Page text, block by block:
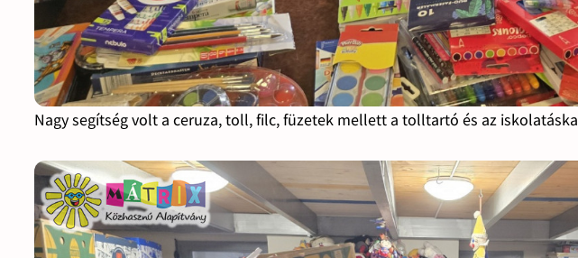
Nagy segítség volt a ceruza, toll, filc, füzetek mellett a tolltartó és az iskolatáska